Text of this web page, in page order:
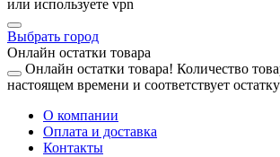
или используете vpn
Выбрать город
Онлайн остатки товара
Онлайн остатки товара! Количество
настоящем времени и соответствует
О компании
Оплата и доставка
Контакты